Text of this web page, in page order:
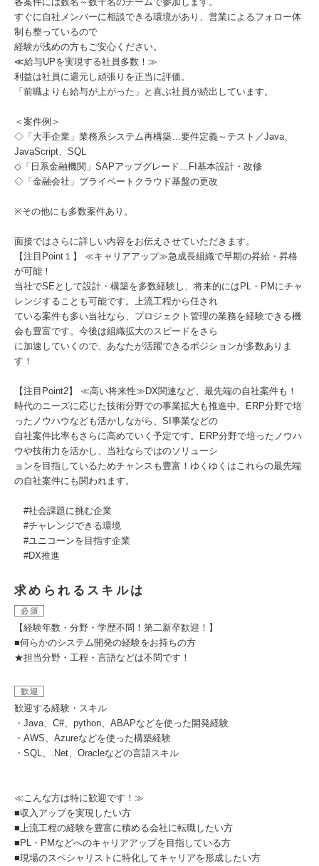
すぐに自社メンバーに相談できる環境があり、営業によるフォロー体
制も整っているので
経験が浅めの方もご安心ください。
≪給与UPを実現する社員多数！≫
利益は社員に還元し頑張りを正当に評価。
「前職よりも給与が上がった」と喜ぶ社員が続出しています。
＜案件例＞
◇「大手企業」業務系システム再構築…要件定義～テスト／Java、
JavaScript、SQL
◇「日系金融機関」SAPアップグレード…FI基本設計・改修
◇「金融会社」プライベートクラウド基盤の更改
※その他にも多数案件あり。
面接ではさらに詳しい内容をお伝えさせていただきます。
【注目Point１】 ≪キャリアアップ≫急成長組織で早期の昇給・昇格
が可能！
当社でSEとして設計・構築を多数経験し、将来的にはPL・PMにチャ
レンジすることも可能です。上流工程から任され
ている案件も多い当社なら、プロジェクト管理の業務を経験できる機
会も豊富です。今後は組織拡大のスピードをさら
に加速していくので、あなたが活躍できるポジションが多数ありま
す！
【注目Point2】 ≪高い将来性≫DX関連など、最先端の自社案件も！
時代のニーズに応じた技術分野での事業拡大も推進中。ERP分野で培
ったノウハウなども活かしながら、SI事業などの
自社案件比率もさらに高めていく予定です。ERP分野で培ったノウハ
ウや技術力を活かし、当社ならではのソリューシ
ョンを目指しているためチャンスも豊富！ゆくゆくはこれらの最先端
の自社案件にも関われます。
#社会課題に挑む企業
#チャレンジできる環境
#ユニコーンを目指す企業
#DX推進
求められるスキルは
必須
【経験年数・分野・学歴不問！第二新卒歓迎！】
■何らかのシステム開発の経験をお持ちの方
★担当分野・工程・言語などは不問です！
歓迎
歓迎する経験・スキル
・Java、C#、python、ABAPなどを使った開発経験
・AWS、Azureなどを使った構築経験
・SQL、.Net、Oracleなどの言語スキル
≪こんな方は特に歓迎です！≫
■収入アップを実現したい方
■上流工程の経験を豊富に積める会社に転職したい方
■PL・PMなどへのキャリアアップを目指している方
■現場のスペシャリストに特化してキャリアを形成したい方